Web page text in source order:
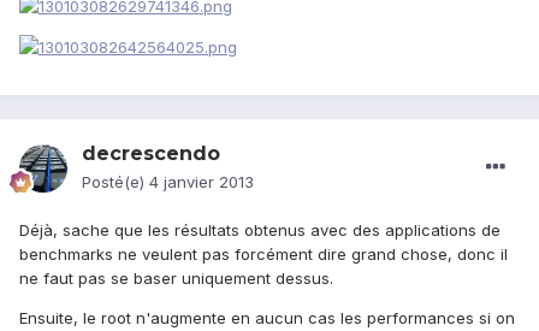
decrescendo
Posté(e) 4 janvier 2013
Déjà, sache que les résultats obtenus avec des applications de
benchmarks ne veulent pas forcément dire grand chose, donc il
ne faut pas se baser uniquement dessus.
Ensuite, le root n'augmente en aucun cas les performances si on